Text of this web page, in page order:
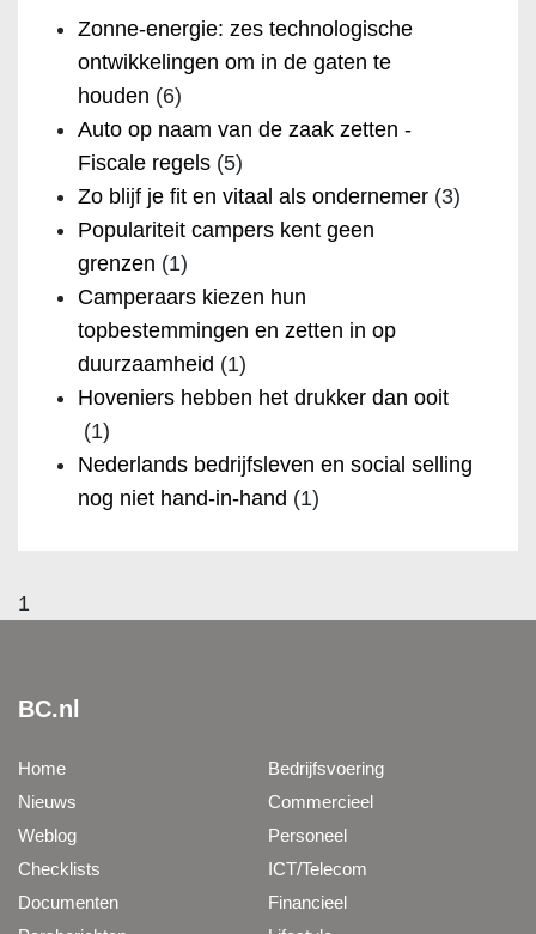
Zonne-energie: zes technologische
ontwikkelingen om in de gaten te
houden (6)
Auto op naam van de zaak zetten -
Fiscale regels (5)
Zo blijf je fit en vitaal als ondernemer (3)
Populariteit campers kent geen
grenzen (1)
Camperaars kiezen hun
topbestemmingen en zetten in op
duurzaamheid (1)
Hoveniers hebben het drukker dan ooit
(1)
Nederlands bedrijfsleven en social selling
nog niet hand-in-hand (1)
1
BC.nl
Home
Nieuws
Weblog
Checklists
Documenten
Bedrijfsvoering
Commercieel
Personeel
ICT/Telecom
Financieel